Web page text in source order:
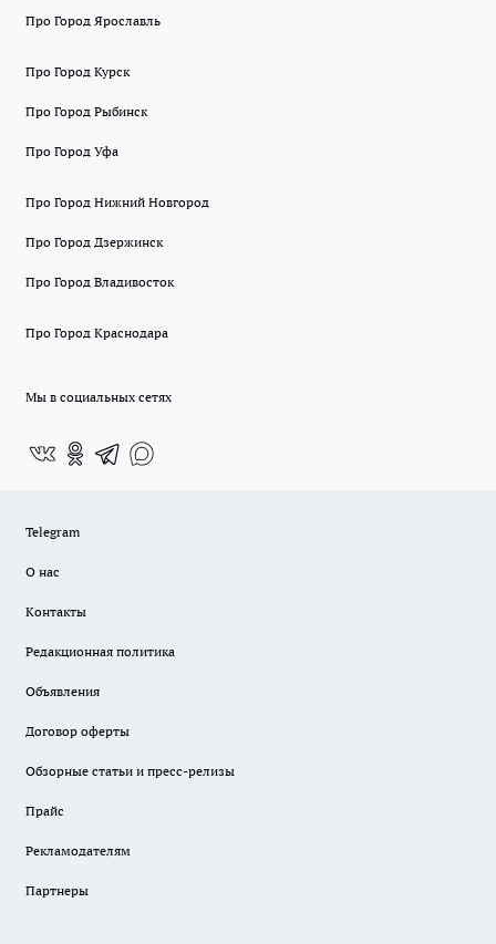
Про Город Ярославль
Про Город Курск
Про Город Рыбинск
Про Город Уфа
Про Город Нижний Новгород
Про Город Дзержинск
Про Город Владивосток
Про Город Краснодара
Мы в социальных сетях
Telegram
О нас
Контакты
Редакционная политика
Объявления
Договор оферты
Обзорные статьи и пресс-релизы
Прайс
Рекламодателям
Партнеры